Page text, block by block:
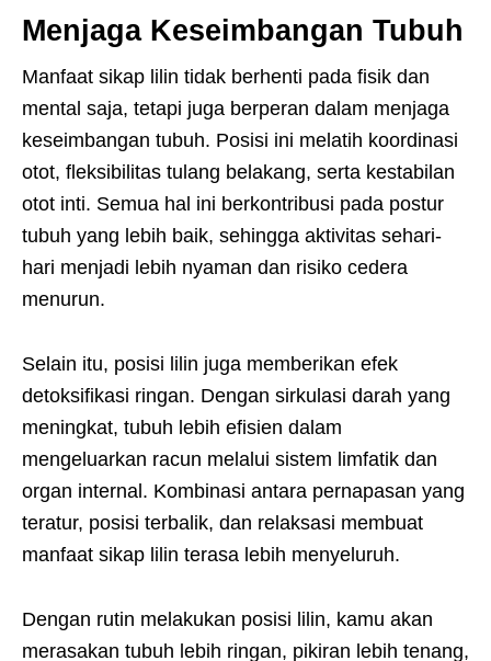
Menjaga Keseimbangan Tubuh
Manfaat sikap lilin tidak berhenti pada fisik dan
mental saja, tetapi juga berperan dalam menjaga
keseimbangan tubuh. Posisi ini melatih koordinasi
otot, fleksibilitas tulang belakang, serta kestabilan
otot inti. Semua hal ini berkontribusi pada postur
tubuh yang lebih baik, sehingga aktivitas sehari-
hari menjadi lebih nyaman dan risiko cedera
menurun.
Selain itu, posisi lilin juga memberikan efek
detoksifikasi ringan. Dengan sirkulasi darah yang
meningkat, tubuh lebih efisien dalam
mengeluarkan racun melalui sistem limfatik dan
organ internal. Kombinasi antara pernapasan yang
teratur, posisi terbalik, dan relaksasi membuat
manfaat sikap lilin terasa lebih menyeluruh.
Dengan rutin melakukan posisi lilin, kamu akan
merasakan tubuh lebih ringan, pikiran lebih tenang,